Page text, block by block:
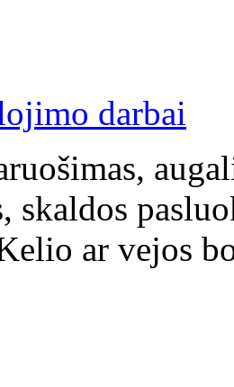
darbai
skaldos
ar vejos